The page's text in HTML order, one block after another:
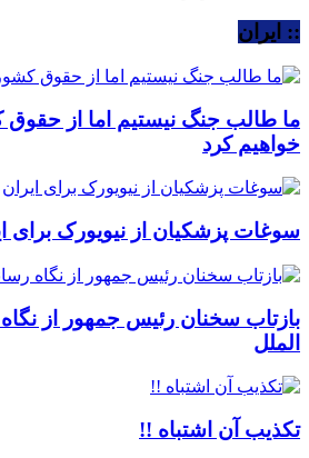
:: ایران
ما طالب جنگ نیستیم اما از حقوق
خواهیم کرد
سوغات پزشکیان از نیویورک برای
بازتاب سخنان رئیس جمهور از
الملل
تکذیب آن اشتباه !!